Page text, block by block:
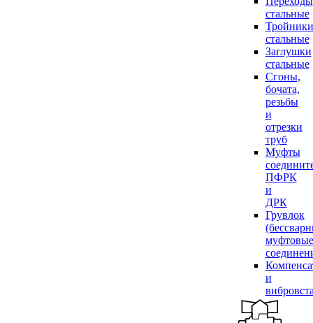
стальные
Тройники
стальные
Заглушки
стальные
Сгоны,
бочата,
резьбы
и
отрезки
труб
Муфты
ПФРК
и
ДРК
Грувлок
муфтовые
и